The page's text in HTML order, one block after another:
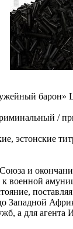
/
эстонские
и
военной
Западной
а для агента